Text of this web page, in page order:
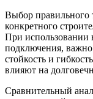
Выбор правильного
конкретного
При использовании
подключения,
стойкость и
влияют на
Сравнительный